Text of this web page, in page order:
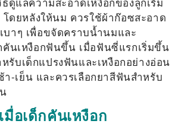
โดยหลังให้นม ควรใช้ผ้าก๊อซสะอาด
บาๆ เพื่อขจัดคราบน้ำนมและ
คันเหงือกฟันขึ้น เมื่อฟันซี่แรกเริ่มขึ้น
รับเด็กแปรงฟันและเหงือกอย่างอ่อน
า-เย็น และควรเลือกยาสีฟันสำหรับ
อเด็กคันเหงือก